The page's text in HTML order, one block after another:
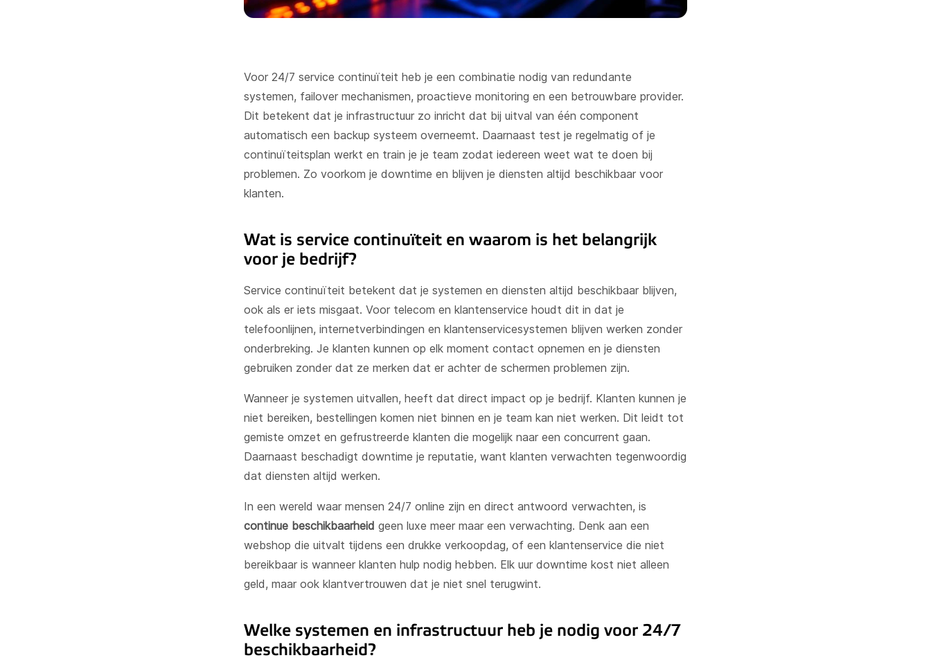
Voor 24/7 service continuïteit heb je een combinatie nodig van redundante
systemen, failover mechanismen, proactieve monitoring en een betrouwbare provider.
Dit betekent dat je infrastructuur zo inricht dat bij uitval van één component
automatisch een backup systeem overneemt. Daarnaast test je regelmatig of je
continuïteitsplan werkt en train je je team zodat iedereen weet wat te doen bij
problemen. Zo voorkom je downtime en blijven je diensten altijd beschikbaar voor
klanten.
Wat is service continuïteit en waarom is het belangrijk
voor je bedrijf?
Service continuïteit betekent dat je systemen en diensten altijd beschikbaar blijven,
ook als er iets misgaat. Voor telecom en klantenservice houdt dit in dat je
telefoonlijnen, internetverbindingen en klantenservicesystemen blijven werken zonder
onderbreking. Je klanten kunnen op elk moment contact opnemen en je diensten
gebruiken zonder dat ze merken dat er achter de schermen problemen zijn.
Wanneer je systemen uitvallen, heeft dat direct impact op je bedrijf. Klanten kunnen je
niet bereiken, bestellingen komen niet binnen en je team kan niet werken. Dit leidt tot
gemiste omzet en gefrustreerde klanten die mogelijk naar een concurrent gaan.
Daarnaast beschadigt downtime je reputatie, want klanten verwachten tegenwoordig
dat diensten altijd werken.
In een wereld waar mensen 24/7 online zijn en direct antwoord verwachten, is
continue beschikbaarheid geen luxe meer maar een verwachting. Denk aan een
webshop die uitvalt tijdens een drukke verkoopdag, of een klantenservice die niet
bereikbaar is wanneer klanten hulp nodig hebben. Elk uur downtime kost niet alleen
geld, maar ook klantvertrouwen dat je niet snel terugwint.
Welke systemen en infrastructuur heb je nodig voor 24/7
beschikbaarheid?